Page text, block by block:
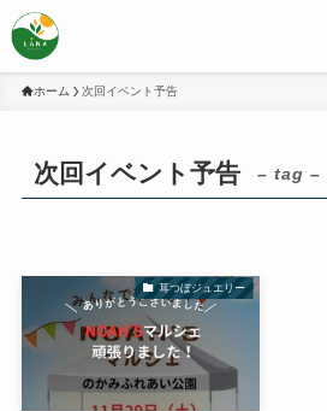
ホーム 次回イベント予告
次回イベント予告 – tag –
耳つぼジュエリー